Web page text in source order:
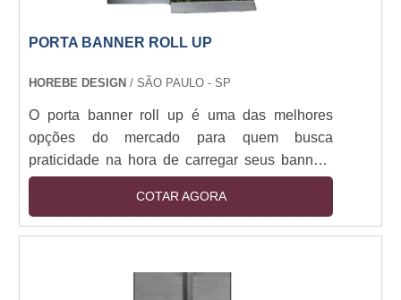
PORTA BANNER ROLL UP
HOREBE DESIGN / SÃO PAULO - SP
O porta banner roll up é uma das melhores
opções do mercado para quem busca
praticidade na hora de carregar seus banners
para todos os lugares. Com o equipamento,
banner fica enrolado dentro de um
compartimento em formato cilíndrico e, ao ser
local. A usabilidade é extensa, podendo ocorrer
COTAR AGORA